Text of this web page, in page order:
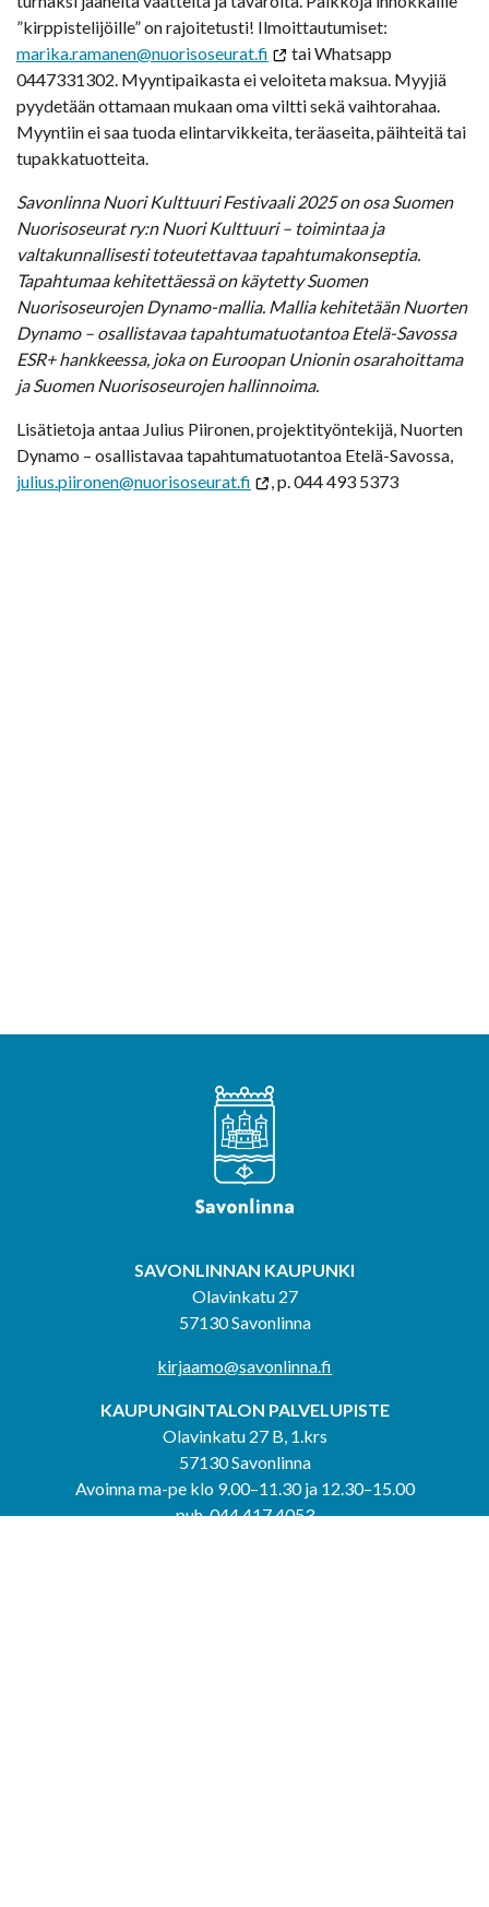
”kirppistelijöille” on rajoitetusti! Ilmoittautumiset:
marika.ramanen@nuorisoseurat.fi
tai Whatsapp
0447331302. Myyntipaikasta ei veloiteta maksua. Myyjiä
pyydetään ottamaan mukaan oma viltti sekä vaihtorahaa.
Myyntiin ei saa tuoda elintarvikkeita, teräaseita, päihteitä tai
tupakkatuotteita.
Savonlinna Nuori Kulttuuri Festivaali 2025 on osa Suomen
Nuorisoseurat ry:n Nuori Kulttuuri – toimintaa ja
valtakunnallisesti toteutettavaa tapahtumakonseptia.
Tapahtumaa kehitettäessä on käytetty Suomen
Nuorisoseurojen Dynamo-mallia. Mallia kehitetään Nuorten
Dynamo – osallistavaa tapahtumatuotantoa Etelä-Savossa
ESR+ hankkeessa, joka on Euroopan Unionin osarahoittama
ja Suomen Nuorisoseurojen hallinnoima.
Lisätietoja antaa Julius Piironen, projektityöntekijä, Nuorten
Dynamo – osallistavaa tapahtumatuotantoa Etelä-Savossa,
julius.piironen@nuorisoseurat.fi
, p. 044 493 5373
SAVONLINNAN KAUPUNKI
Olavinkatu 27
57130 Savonlinna
kirjaamo@savonlinna.fi
KAUPUNGINTALON PALVELUPISTE
Olavinkatu 27 B, 1.krs
57130 Savonlinna
Avoinna ma-pe klo 9.00–11.30 ja 12.30–15.00
puh. 044 417 4053